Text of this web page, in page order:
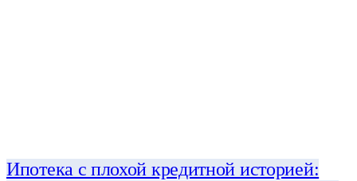
Ипотека с плохой кредитной историей: